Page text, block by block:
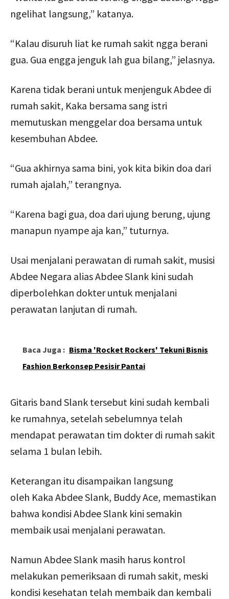
ngelihat langsung,” katanya.
“Kalau disuruh liat ke rumah sakit ngga berani
gua. Gua engga jenguk lah gua bilang,” jelasnya.
Karena tidak berani untuk menjenguk Abdee di
rumah sakit, Kaka bersama sang istri
memutuskan menggelar doa bersama untuk
kesembuhan Abdee.
“Gua akhirnya sama bini, yok kita bikin doa dari
rumah ajalah,” terangnya.
“Karena bagi gua, doa dari ujung berung, ujung
manapun nyampe aja kan,” tuturnya.
Usai menjalani perawatan di rumah sakit, musisi
Abdee Negara alias Abdee Slank kini sudah
diperbolehkan dokter untuk menjalani
perawatan lanjutan di rumah.
Baca Juga : Bisma 'Rocket Rockers' Tekuni Bisnis
Fashion Berkonsep Pesisir Pantai
Gitaris band Slank tersebut kini sudah kembali
ke rumahnya, setelah sebelumnya telah
mendapat perawatan tim dokter di rumah sakit
selama 1 bulan lebih.
Keterangan itu disampaikan langsung
oleh Kaka Abdee Slank, Buddy Ace, memastikan
bahwa kondisi Abdee Slank kini semakin
membaik usai menjalani perawatan.
Namun Abdee Slank masih harus kontrol
melakukan pemeriksaan di rumah sakit, meski
kondisi kesehatan telah membaik dan kembali